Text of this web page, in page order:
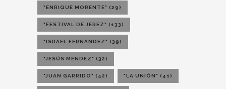
"ENRIQUE MORENTE" (29)
"FESTIVAL DE JEREZ" (133)
"ISRAEL FERNANDEZ" (39)
"JESÚS MÉNDEZ" (32)
"JUAN GARRIDO" (42) "LA UNIÓN" (41)